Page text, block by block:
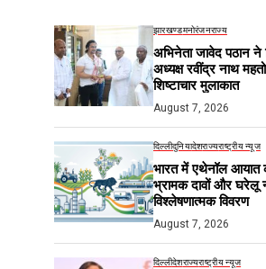
झारखण्डमनोरंजनराज्य
अभिनेता जावेद पठान ने
अध्यक्ष रवींद्र नाथ
शिष्टाचार मुलाकात
August 7, 2026
दिल्लीदुनियादेशराज्यराष्ट्रीय न्यूज
भारत में एथेनॉल आयात
भ्रामक दावों और घरेलू
विश्लेषणात्मक विवरण
August 7, 2026
दिल्लीदेशराज्यराष्ट्रीय न्यूज